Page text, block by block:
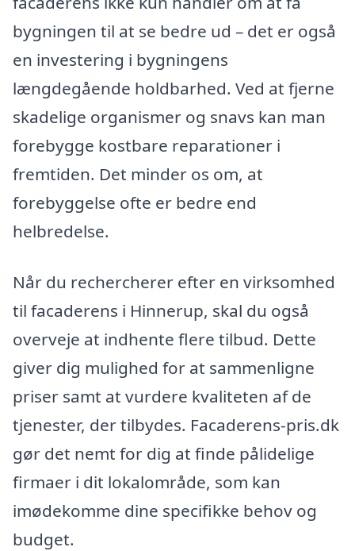
bygningen til at se bedre ud – det er også
en investering i bygningens
længdegående holdbarhed. Ved at fjerne
skadelige organismer og snavs kan man
forebygge kostbare reparationer i
fremtiden. Det minder os om, at
forebyggelse ofte er bedre end
helbredelse.
Når du rechercherer efter en virksomhed
til facaderens i Hinnerup, skal du også
overveje at indhente flere tilbud. Dette
giver dig mulighed for at sammenligne
priser samt at vurdere kvaliteten af de
tjenester, der tilbydes. Facaderens-pris.dk
gør det nemt for dig at finde pålidelige
firmaer i dit lokalområde, som kan
imødekomme dine specifikke behov og
budget.